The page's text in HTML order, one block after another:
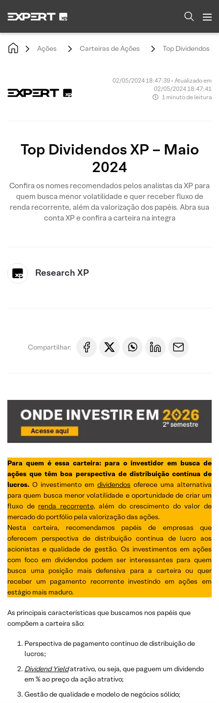
Ações Carteiras de Ações Top Dividendos
02/05/2024 18:47:39 • Atualizado em
02/05/2024 18:47:41
1 minuto de leitura
Top Dividendos XP – Maio
2024
Confira os nomes recomendados pelos analistas da XP para
quem busca menor volatilidade e quer receber fluxo de
renda recorrente, além da valorização dos papéis. Abra sua
conta XP e confira a carteira na íntegra
Research XP
Compartilhar:
Para quem é essa carteira: para o investidor em busca de
ações que têm boa perspectiva de distribuição contínua de
lucros. O investimento em dividendos oferece uma alternativa
para quem busca menor volatilidade e oportunidade de criar um
fluxo de renda recorrente, além do crescimento do valor de
mercado do portfólio pela valorização das ações.
Nesta carteira, recomendamos papéis de empresas que
oferecem perspectiva de distribuição contínua de lucro aos
acionistas e qualidade de gestão. Os investimentos em ações
com foco em dividendos podem ser interessantes para quem
busca uma posição mais defensiva para a carteira ou quer
receber um pagamento recorrente investindo em ações em
estágio mais maduro.
As principais características que buscamos nos papéis que
compõem a carteira são:
Perspectiva de pagamento contínuo de distribuição de
lucros;
Dividend Yieldatrativo, ou seja, que paguem um dividendo
em % ao preço da ação atrativo;
Gestão de qualidade e modelo de negócios sólido;